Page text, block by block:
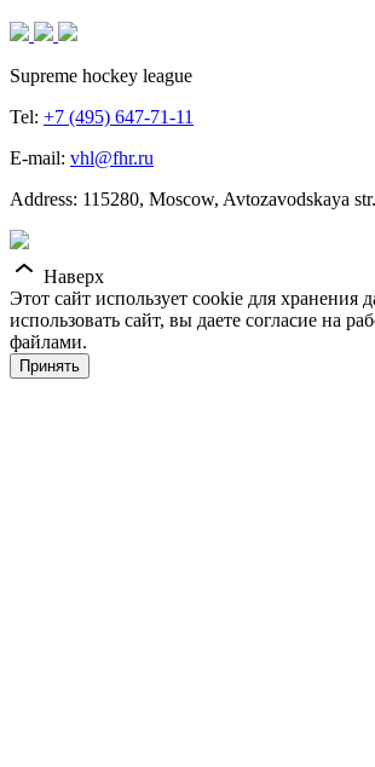
Supreme hockey league
Tel: +7 (495) 647-71-11
E-mail: vhl@fhr.ru
Address: 115280, Moscow, Avtozavodskaya
Наверх
Этот сайт использует cookie для хранения
использовать сайт, вы даете согласие на
файлами.
Принять